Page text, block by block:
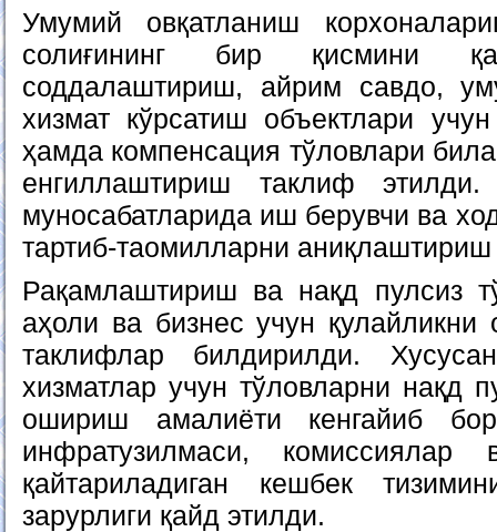
Умумий овқатланиш
солиғининг бир қисмини
соддалаштириш, айрим савдо,
хизмат кўрсатиш объектлари учун
ҳамда компенсация тўловлари
енгиллаштириш таклиф
муносабатларида иш берувчи ва
тартиб-таомилларни
Рақамлаштириш ва нақд пулсиз
аҳоли ва бизнес учун қулайликни
таклифлар билдирилди.
хизматлар учун тўловларни нақд
ошириш амалиёти кенгайиб
инфратузилмаси, комиссиялар
қайтариладиган кешбек
зарурлиги қайд этилди.